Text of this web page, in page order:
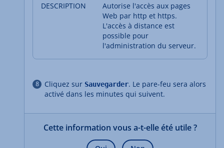
Autorise l'accès aux pages
Web par http et https.
L'accès à distance est
possible pour
l'administration du serveur.
Cliquez sur Sauvegarder. Le pare-feu sera alors
activé dans les minutes qui suivent.
Cette information vous a-t-elle été utile ?